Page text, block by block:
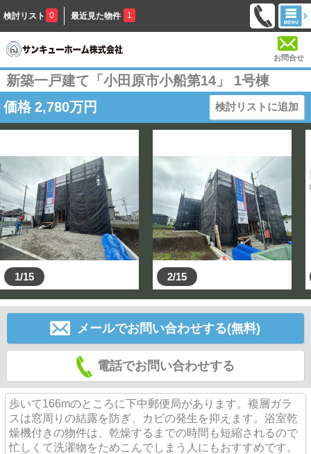
検討リスト 0 最近見た物件 1
お問合せ
新築一戸建て「小田原市小船第14」 1号棟
価格 2,780万円 検討リストに追加
1/15 2/15
メールでお問い合わせする(無料)
電話でお問い合わせする
歩いて166mのところに下中郵便局があります。複層ガラ
スは窓周りの結露を防ぎ、カビの発生を抑えます。浴室乾
燥機付きの物件は、乾燥するまでの時間も短縮されるので
忙しくて洗濯物をためこんでしまう人にもおすすめです。